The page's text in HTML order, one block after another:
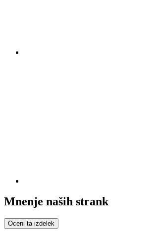
Mnenje naših strank
Oceni ta izdelek